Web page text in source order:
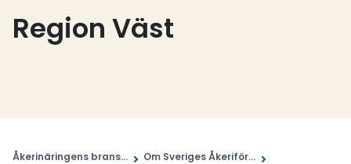
Region Väst
Åkerinäringens brans...
Om Sveriges Åkeriför...